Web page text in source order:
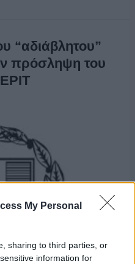
My Personal
sharing to third parties, or
information for
“αδιάβλητου”
πρόσληψη του